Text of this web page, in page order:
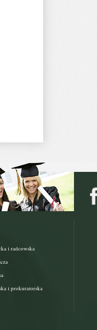
i radcowska
i prokuratorska